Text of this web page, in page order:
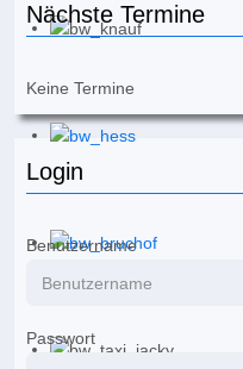
Nächste Termine
Keine Termine
Login
Benutzername
Passwort